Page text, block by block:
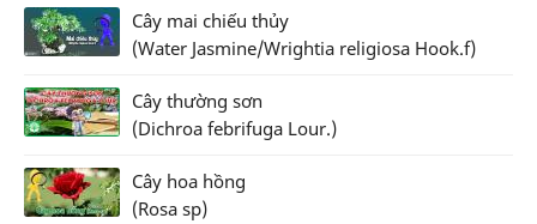
Cây mai chiếu thủy
(Water Jasmine/Wrightia religiosa Hook.f)
Cây thường sơn
(Dichroa febrifuga Lour.)
Cây hoa hồng
(Rosa sp)